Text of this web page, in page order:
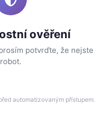
ověření
potvrďte, že nejste
robot.
automatizovaným přístupem.